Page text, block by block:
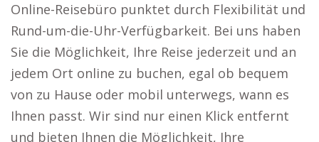
Online-Reisebüro punktet durch Flexibilität und
Rund-um-die-Uhr-Verfügbarkeit. Bei uns haben
Sie die Möglichkeit, Ihre Reise jederzeit und an
jedem Ort online zu buchen, egal ob bequem
von zu Hause oder mobil unterwegs, wann es
Ihnen passt. Wir sind nur einen Klick entfernt
und bieten Ihnen die Möglichkeit, Ihre